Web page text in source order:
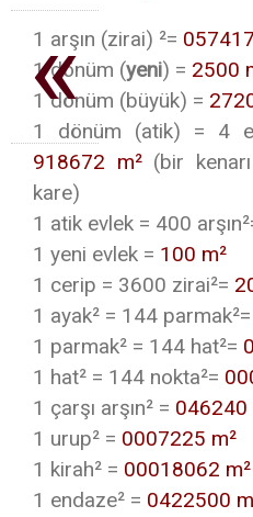
1 arşın (zirai) ²=
1 dönüm (yeni) = 2500
1 dönüm (büyük) =
1 dönüm (atik) = 4
918672 m²(bir
kare)
1 atik evlek = 400
1 yeni evlek = 100 m²
1 cerip = 3600 zirai²=
1 ayak² = 144 parmak²=
1 parmak² = 144 hat²=
1 hat² = 144 nokta²=
1 çarşı arşın² = 046240
1 urup² = 0007225 m²
1 kirah² = 00018062 m²
1 endaze² = 0422500
«